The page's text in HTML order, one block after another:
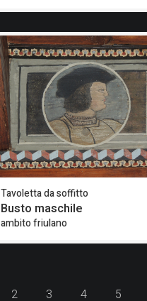
Tavoletta da soffitto
Busto maschile
ambito friulano
2 3 4 5